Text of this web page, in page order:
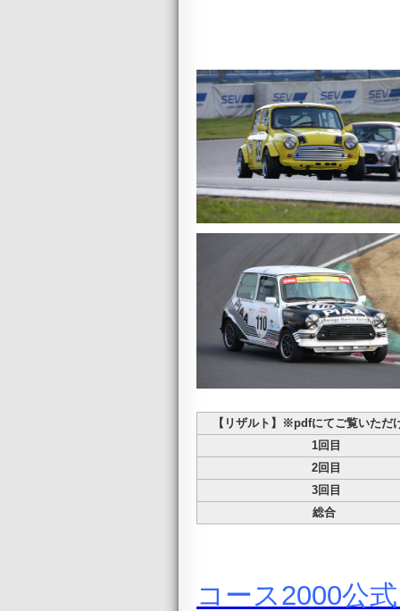
【リザルト】※pdfにてご覧いただ
1回目
2回目
3回目
総合
コース2000公